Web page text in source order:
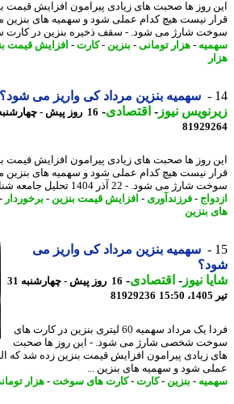
روز ها صحبت های زیادی پیرامون افزایش قیمت بنزین
نیست هیچ کدام عملی شود و سهمیه های بنزین مثل
شارژ می شود. - سقف ذخیره بنزین در کارت
-هزار تومانی-بنزین- کارت- افزایش قیمت بنزین
سهمیه بنزین مرداد کی واریز می شود؟
نیوز-اقتصادی-16 روز پیش - چهارشنبه 31 تیر 1405، 15:53
روز ها صحبت های زیادی پیرامون افزایش قیمت بنزین
نیست هیچ کدام عملی شود و سهمیه های بنزین مثل
می شود. - 22 آذر 1404 تحلیل جامعه شناختی ...
-فرزندآوری - افزایش قیمت بنزین- برخوردار-
بنزین
سهمیه بنزین مرداد کی واریز می
نیوز-اقتصادی-
16 روز پیش - چهارشنبه 31
81929236
فردا یک مرداد سهمیه 60 لیتری بنزین در کارت های
شخصی شارژ می شود. - این روز ها صحبت
زیادی پیرامون افزایش قیمت بنزین زده شد که البته
شود و سهمیه های بنزین ...
-بنزین- کارت- کارت های سوخت-هزار تومانی-